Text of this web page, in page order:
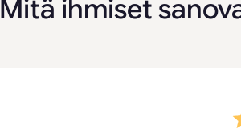
Mitä ihmiset